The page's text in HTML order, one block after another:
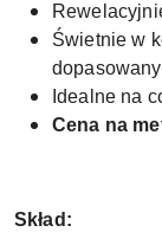
Świetnie w
Idealne na
Cena na
Skład: